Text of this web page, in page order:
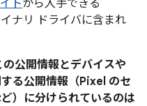
トから入手できる
ナリ ドライバに含まれ
公開情報とデバイスや
る公開情報（Pixel のセ
）に分けられているのは